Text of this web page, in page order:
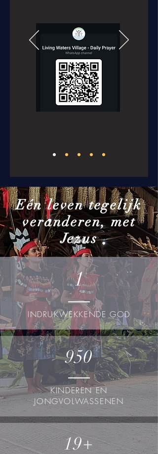
Eén leven tegelijk
veranderen, met
Jezus
1
INDRUKWEKKENDE GOD
950
KINDEREN EN
JONGVOLWASSENEN
19+